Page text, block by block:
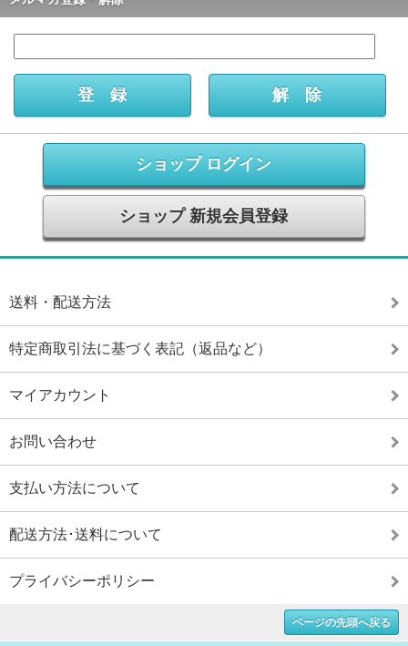
ショップ ログイン
ショップ 新規会員登録
送料・配送方法
特定商取引法に基づく表記（返品など）
マイアカウント
お問い合わせ
支払い方法について
配送方法･送料について
プライバシーポリシー
ページの先頭へ戻る